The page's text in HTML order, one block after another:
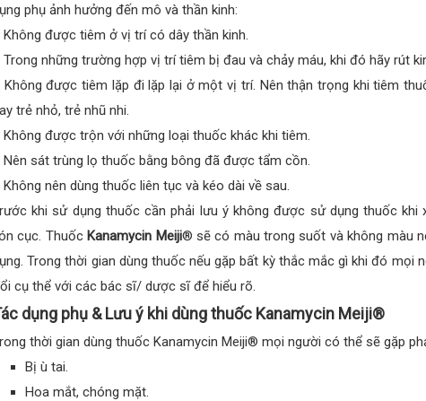
phụ ảnh hưởng đến mô và thần kinh:
Không được tiêm ở vị trí có dây thần kinh.
Trong những trường hợp vị trí tiêm bị đau và chảy máu, khi đó hãy rút
Không được tiêm lặp đi lặp lại ở một vị trí. Nên thận trọng khi tiêm
trẻ nhỏ, trẻ nhũ nhi.
Không được trộn với những loại thuốc khác khi tiêm.
Nên sát trùng lọ thuốc bằng bông đã được tẩm cồn.
Không nên dùng thuốc liên tục và kéo dài về sau.
khi sử dụng thuốc cần phải lưu ý không được sử dụng thuốc khi
cục. Thuốc Kanamycin Meiji® sẽ có màu trong suốt và không màu
Trong thời gian dùng thuốc nếu gặp bất kỳ thắc mắc gì khi đó mọi
cụ thể với các bác sĩ/ dược sĩ để hiểu rõ.
dụng phụ & Lưu ý khi dùng thuốc Kanamycin Meiji®
thời gian dùng thuốc Kanamycin Meiji® mọi người có thể sẽ gặp
Bị ù tai.
Hoa mắt, chóng mặt.